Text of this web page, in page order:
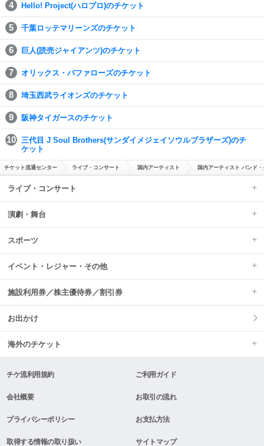
Hello! Project(ハロプロ)のチケット
千葉ロッテマリーンズのチケット
巨人(読売ジャイアンツ)のチケット
オリックス・バファローズのチケット
埼玉西武ライオンズのチケット
阪神タイガースのチケット
三代目 J Soul Brothers(サンダイメジェイソウルブラザーズ)のチ
ケット
チケット流通センター ライブ・コンサート 国内アーティスト 国内アーティスト バンド
ライブ・コンサート
演劇・舞台
スポーツ
イベント・レジャー・その他
施設利用券／株主優待券／割引券
お出かけ
海外のチケット
チケ流利用規約 ご利用ガイド
会社概要 お取引の流れ
プライバシーポリシー お支払方法
取得する情報の取り扱い サイトマップ